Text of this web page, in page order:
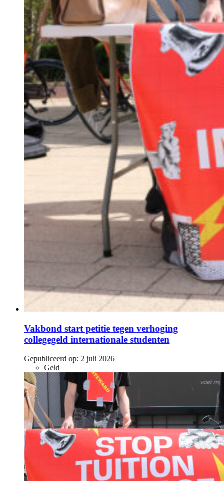
Vakbond start petitie tegen verhoging
collegegeld internationale studenten
Gepubliceerd op: 2 juli 2026
Geld